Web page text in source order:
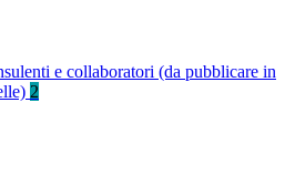
e collaboratori (da pubblicare in
2